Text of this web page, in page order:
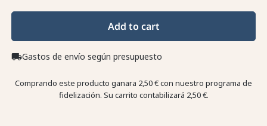
Add to cart
local_shippingGastos de envío según presupuesto
Comprando este producto ganara 2,50 €con nuestro programa de
fidelización. Su carrito contabilizará 2,50 €.